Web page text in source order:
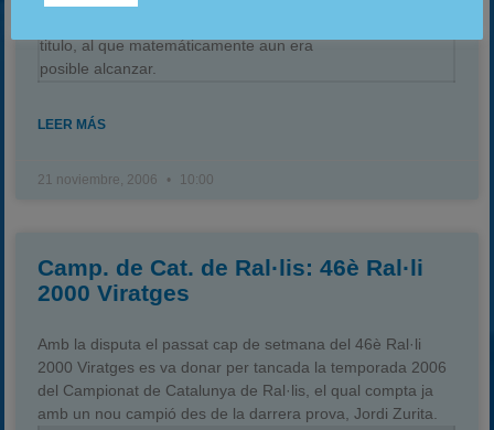
titulo, al que matemáticamente aun era
posible alcanzar.
LEER MÁS
21 noviembre, 2006 10:00
Camp. de Cat. de Ral·lis: 46è Ral·li
2000 Viratges
Amb la disputa el passat cap de setmana del 46è Ral·li
2000 Viratges es va donar per tancada la temporada 2006
del Campionat de Catalunya de Ral·lis, el qual compta ja
amb un nou campió des de la darrera prova, Jordi Zurita.